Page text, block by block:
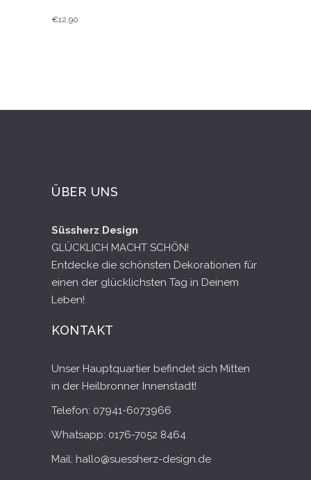
€12,90
ÜBER UNS
Süssherz Design
GLÜCKLICH MACHT SCHÖN!
Entdecke die schönsten Dekorationen für
einen der glücklichsten Tag in Deinem
Leben!
KONTAKT
Unser Hauptquartier befindet sich Mitten
in der Heilbronner Innenstadt!
Telefon: 07941-6073966
Whatsapp: 0176-7052 8464
Mail: hallo@suessherz-design.de